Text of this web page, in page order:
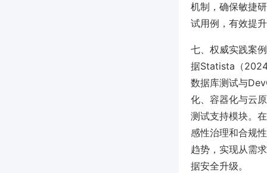
机制，确保敏捷
试用例，有效提
七、权威实践案
据Statista（
数据库测试与
化、容器化与云
测试支持模块。
感性治理和合规
趋势，实现从需
据安全升级。